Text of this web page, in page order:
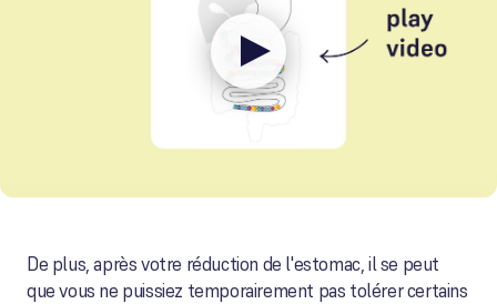
De plus, après votre réduction de l'estomac, il se peut
que vous ne puissiez temporairement pas tolérer certains